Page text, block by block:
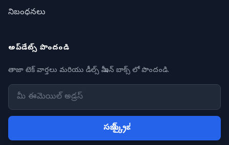
నిబంధనలు
అప్‌డేట్స్ పొందండి
తాజా టెక్ వార్తలు మరియు డీల్స్ మీ ఇన్ బాక్స్ లో పొందండి.
సబ్ స్క్రైబ్